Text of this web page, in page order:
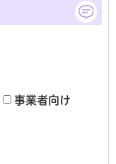
事業者向け